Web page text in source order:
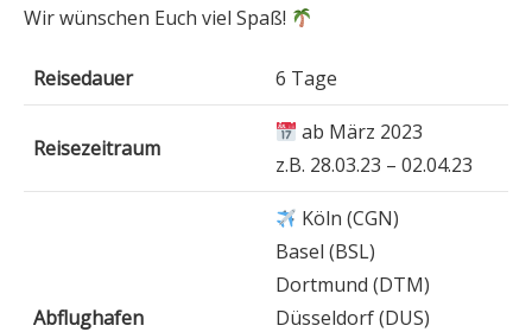
Wir wünschen Euch viel Spaß!
Reisedauer 6 Tage
Reisezeitraum
ab März 2023
z.B. 28.03.23 – 02.04.23
Abflughafen
Köln (CGN)
Basel (BSL)
Dortmund (DTM)
Düsseldorf (DUS)